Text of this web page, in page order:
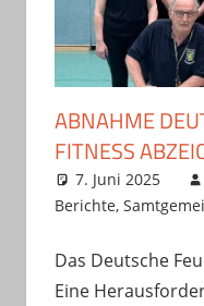
ABNAHME
FITNESS
7. Juni 2025
Berichte,
Das Deutsche
Eine